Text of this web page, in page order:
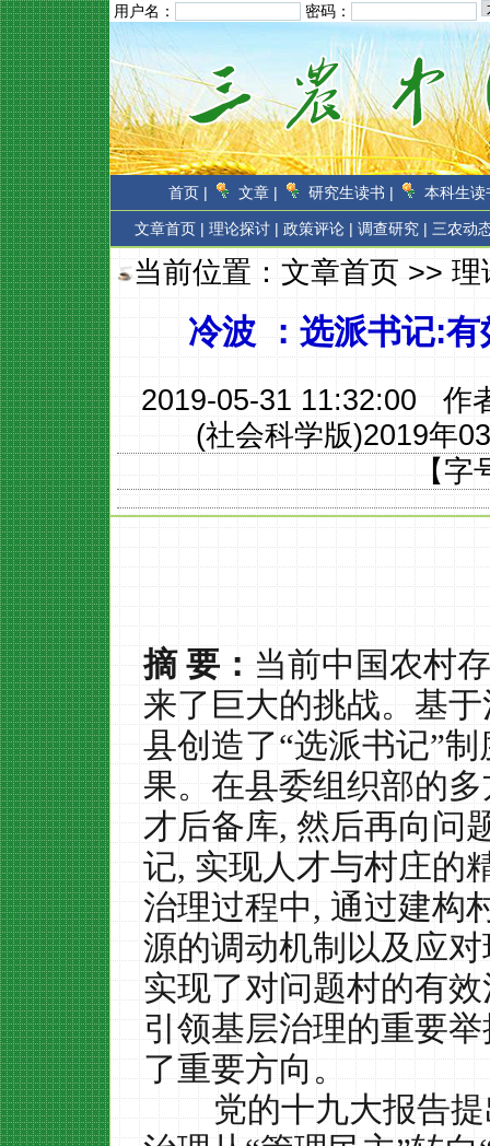
用户名： 密码：
首页 | 文章 | 研究生读书 | 本科生读
文章首页 | 理论探讨 | 政策评论 | 调查研究 | 三农动
当前位置：文章首页>>理
冷波 ：选派书记:
2019-05-31 11:32:00 作
(社会科学版)2019年
【字
摘 要：当前中国农村
来了巨大的挑战。基
县创造了“选派书记”制
果。在县委组织部的
才后备库,然后再向问
记,实现人才与村庄的
治理过程中,通过建构
源的调动机制以及应
实现了对问题村的有
引领基层治理的重要举
了重要方向。
党的十九大报告